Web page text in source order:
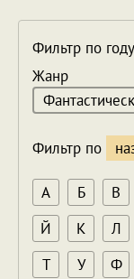
Фильтр по
Жанр
Фильтр по
А Б В
Й
К Л
Т
У Ф